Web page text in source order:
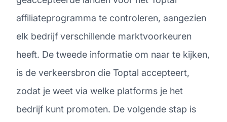
affiliateprogramma te controleren, aangezien
elk bedrijf verschillende marktvoorkeuren
heeft. De tweede informatie om naar te kijken,
is de verkeersbron die Toptal accepteert,
zodat je weet via welke platforms je het
bedrijf kunt promoten. De volgende stap is